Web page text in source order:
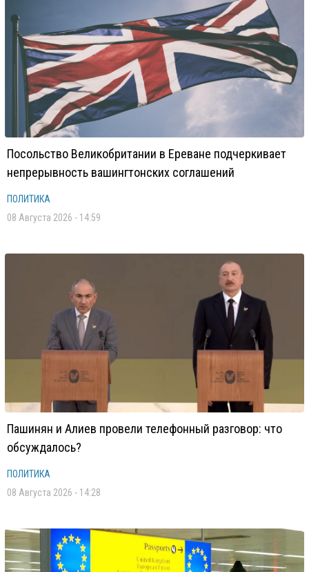
Посольство Великобритании в Ереване подчеркивает
непрерывность вашингтонских соглашений
ПОЛИТИКА
08 Августа 2026 - 14:59
Пашинян и Алиев провели телефонный разговор: что
обсуждалось?
ПОЛИТИКА
08 Августа 2026 - 14:28